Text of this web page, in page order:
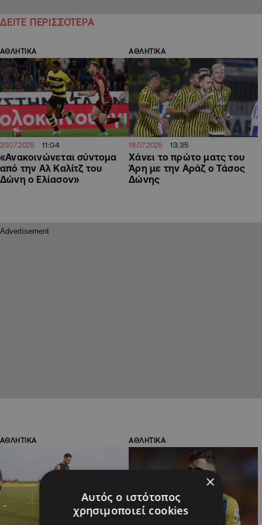
ΔΕΙΤΕ ΠΕΡΙΣΣΟΤΕΡΑ
ΑΘΛΗΤΙΚΑ
20.07.2025 11:04
«Ανακοινώνεται σύντομα
από την Αλ Καλίτζ του
Δώνη ο Ελίασον»
ΑΘΛΗΤΙΚΑ
18.07.2025 13:35
Χάνει το πρώτο ματς του
Άρη με την Αράζ ο Τάσος
Δώνης
ΑΘΛΗΤΙΚΑ ΑΘΛΗΤΙΚΑ
×
Αυτός ο ιστότοπος
χρησιμοποιεί cookies